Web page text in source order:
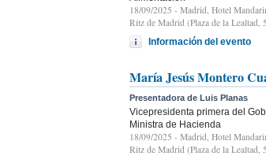
18/09/2025 - Madrid, Hotel
Ritz de Madrid (Plaza de la Lealtad,
Información del evento
María Jesús Montero
Presentadora de Luis Planas
Vicepresidenta primera del
Ministra de Hacienda
18/09/2025 - Madrid, Hotel
Ritz de Madrid (Plaza de la Lealtad,